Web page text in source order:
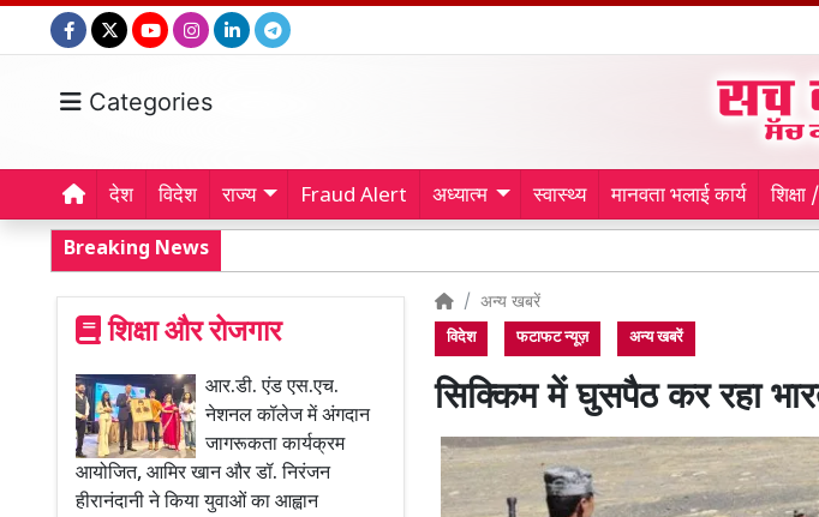
Categories
देश विदेश राज्य Fraud Alert अध्यात्म स्वास्थ्य मानवता भलाई कार्य शिक्षा
Breaking News
शिक्षा और रोजगार
आर.डी. एंड एस.एच.
नेशनल कॉलेज में अंगदान
जागरूकता कार्यक्रम
आयोजित, आमिर खान और डॉ. निरंजन
हीरानंदानी ने किया युवाओं का आह्वान
अन्य खबरें
विदेश फटाफट न्यूज़ अन्य खबरें
सिक्किम में घुसपैठ कर रहा